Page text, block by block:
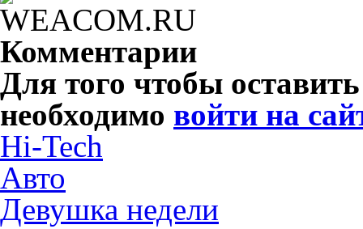
Комментарии
Для того чтобы
необходимо войти на
Hi-Tech
Авто
Девушка недели